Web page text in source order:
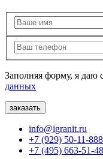
Заполняя форму, я даю
данных
info@igranit.ru
+7 (929) 50-11-888
+7 (495) 663-51-48